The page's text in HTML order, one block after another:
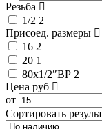
Резьба
1/2 2
Присоед. размеры
16 2
20 1
80x1/2″ВР 2
Цена руб
от
Сортировать